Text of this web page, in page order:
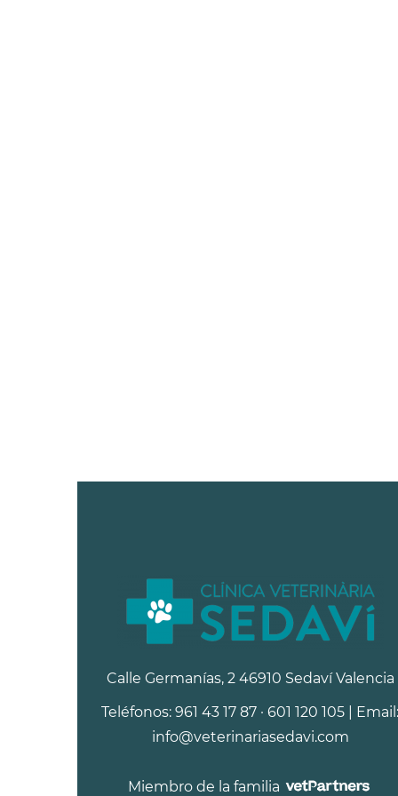
Calle Germanías, 2 46910 Sedaví Valencia
Teléfonos: 961 43 17 87 · 601 120 105 | Email:
info@veterinariasedavi.com
Miembro de la familia